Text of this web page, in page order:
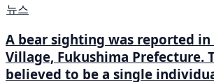
뉴스
A bear sighting was reported in
Village, Fukushima Prefecture.
believed to be a single